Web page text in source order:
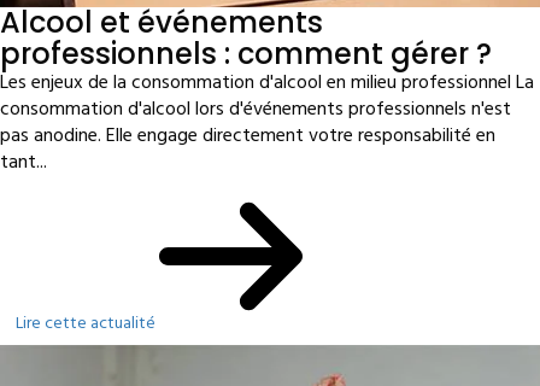
Alcool et événements
professionnels : comment gérer ?
Les enjeux de la consommation d'alcool en milieu professionnel La
consommation d'alcool lors d'événements professionnels n'est
pas anodine. Elle engage directement votre responsabilité en
tant...
Lire cette actualité